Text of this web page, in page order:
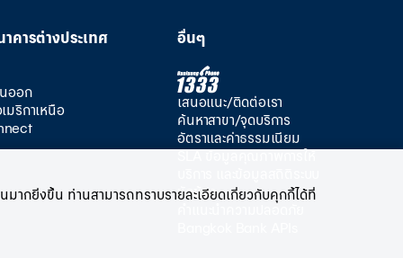
คารต่างประเทศ
นออก
มริกาเหนือ
อื่นๆ
เสนอแนะ/ติดต่อเรา
ค้นหาสาขา/จุดบริการ
อัตราและค่าธรรมเนียม
ขัดข้อง
ากยิ่งขึ้น ท่านสามารถทราบรายละเอียดเกี่ยวกับคุกกี้ได้ที่